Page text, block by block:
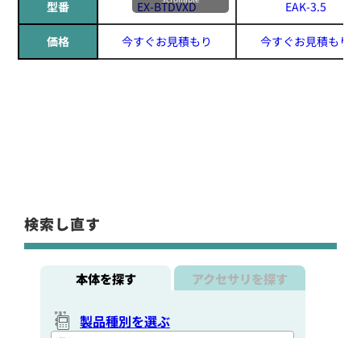
型番 EX-BTDVXD EAK-3.5
価格 今すぐお見積もり 今すぐお見積もり
検索し直す
本体を探す アクセサリを探す
製品種別を選ぶ